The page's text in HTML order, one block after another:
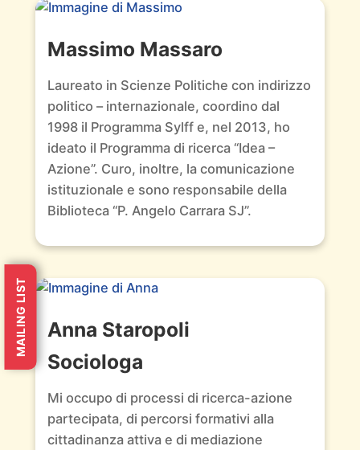
Massimo Massaro
Laureato in Scienze Politiche con indirizzo
politico – internazionale, coordino dal
1998 il Programma Sylff e, nel 2013, ho
ideato il Programma di ricerca “Idea –
Azione”. Curo, inoltre, la comunicazione
istituzionale e sono responsabile della
Biblioteca “P. Angelo Carrara SJ”.
Anna Staropoli
Sociologa
Mi occupo di processi di ricerca-azione
partecipata, di percorsi formativi alla
cittadinanza attiva e di mediazione
MAILING LIST